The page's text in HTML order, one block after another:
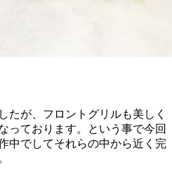
たが、フロントグリルも美しく
っております。という事で今回
中でしてそれらの中から近く完